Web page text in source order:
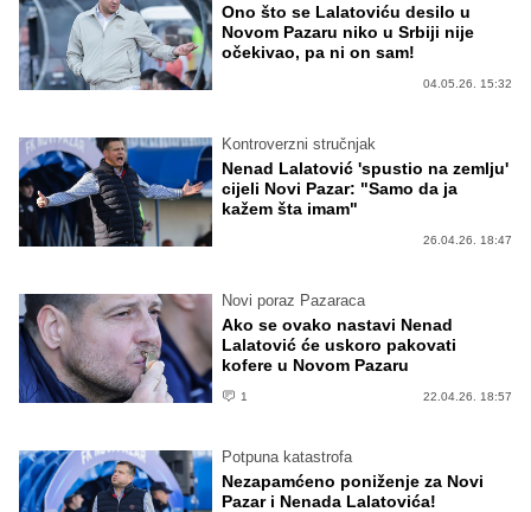
Ono što se Lalatoviću desilo u
Novom Pazaru niko u Srbiji nije
očekivao, pa ni on sam!
04.05.26. 15:32
Kontroverzni stručnjak
Nenad Lalatović 'spustio na zemlju'
cijeli Novi Pazar: "Samo da ja
kažem šta imam"
26.04.26. 18:47
Novi poraz Pazaraca
Ako se ovako nastavi Nenad
Lalatović će uskoro pakovati
kofere u Novom Pazaru
1 22.04.26. 18:57
Potpuna katastrofa
Nezapamćeno poniženje za Novi
Pazar i Nenada Lalatovića!